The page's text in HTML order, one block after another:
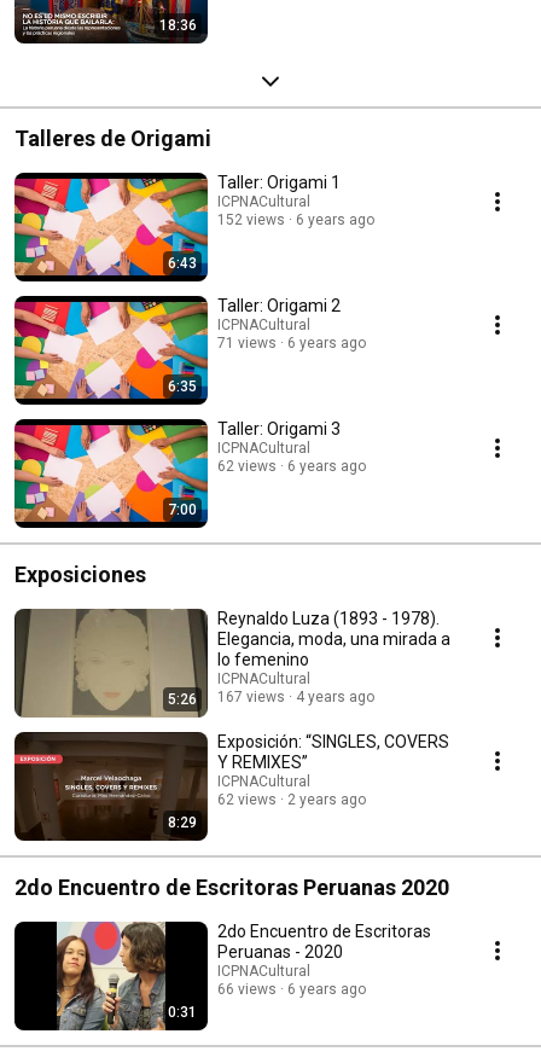
18:36
Talleres de Origami
6:43
Taller: Origami 1
ICPNACultural
152 views
6 years ago
6:35
Taller: Origami 2
ICPNACultural
71 views
6 years ago
7:00
Taller: Origami 3
ICPNACultural
62 views
6 years ago
Exposiciones
5:26
Reynaldo Luza (1893 - 1978).
Elegancia, moda, una mirada a
lo femenino
ICPNACultural
167 views
4 years ago
8:29
Exposición: “SINGLES, COVERS
Y REMIXES”
ICPNACultural
62 views
2 years ago
2do Encuentro de Escritoras Peruanas 2020
0:31
2do Encuentro de Escritoras
Peruanas - 2020
ICPNACultural
66 views
6 years ago